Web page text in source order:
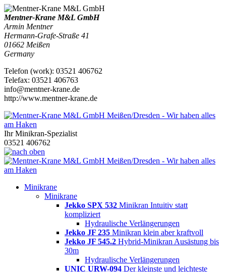
Mentner-Krane M&L GmbH
Armin Mentner
Hermann-Grafe-Straße 41
01662 Meißen
Germany
Telefon (work): 03521 406762
Telefax: 03521 406763
info@mentner-krane.de
http://www.mentner-krane.de
Ihr Minikran-Spezialist
03521 406762
Minikrane
Minikrane
Jekko SPX 532 Minikran Intuitiv statt
kompliziert
Hydraulische Verlängerungen
Jekko JF 235 Minikran klein aber kraftvoll
Jekko JF 545.2 Hybrid-Minikran Ausästung bis
30m
Hydraulische Verlängerungen
UNIC URW-094 Der kleinste und leichteste